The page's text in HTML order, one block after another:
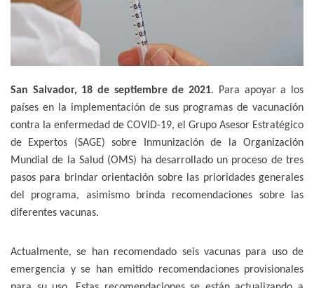
San Salvador, 18 de septiembre de 2021. Para apoyar a los
países en la implementación de sus programas de vacunación
contra la enfermedad de COVID-19, el Grupo Asesor Estratégico
de Expertos (SAGE) sobre Inmunización de la Organización
Mundial de la Salud (OMS) ha desarrollado un proceso de tres
pasos para brindar orientación sobre las prioridades generales
del programa, asimismo brinda recomendaciones sobre las
diferentes vacunas.
Actualmente, se han recomendado seis vacunas para uso de
emergencia y se han emitido recomendaciones provisionales